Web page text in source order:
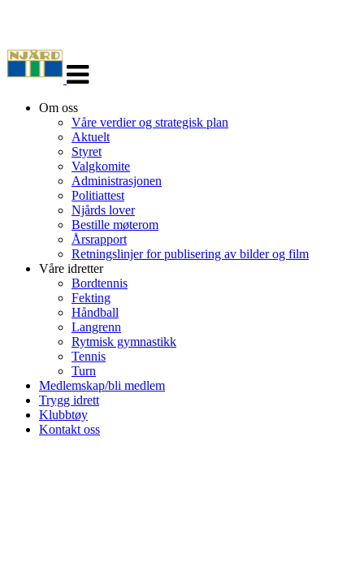
navigasjon
Om oss
Våre verdier og strategisk plan
Aktuelt
Styret
Valgkomite
Administrasjonen
Politiattest
Njårds lover
Bestille møterom
Årsrapport
Retningslinjer for publisering av bilder og film
Våre idretter
Bordtennis
Fekting
Håndball
Langrenn
Rytmisk gymnastikk
Tennis
Turn
Medlemskap/bli medlem
Trygg idrett
Klubbtøy
Kontakt oss